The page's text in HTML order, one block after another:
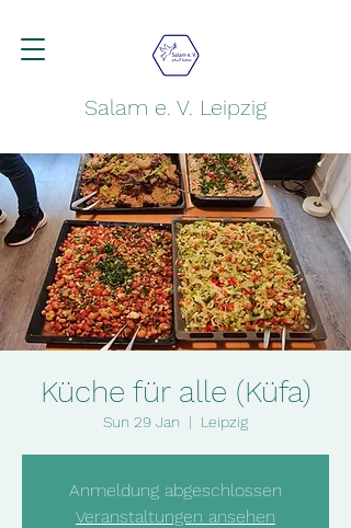
Salam e. V. Leipzig
Küche für alle (Küfa)
Sun 29 Jan
  |
Leipzig
Anmeldung abgeschlossen
Veranstaltungen ansehen